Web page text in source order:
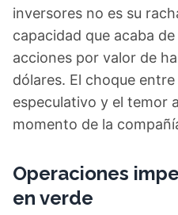
inversores no es su
capacidad que acaba
acciones por valor de
dólares. El choque
especulativo y el temor
momento de la
Operaciones
en verde